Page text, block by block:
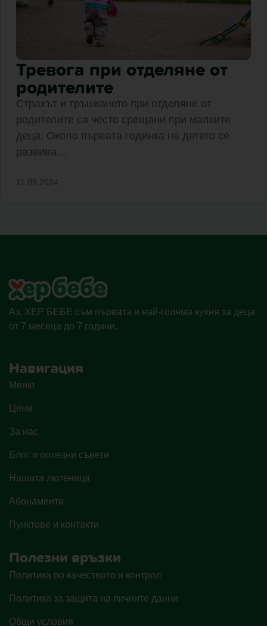
Тревога при отделяне от
родителите
Страхът и тръшкането при отделяне от
родителите са често срещани при малките
деца. Около първата годинка на детето се
развива…
11.09.2024
Аз, ХЕР БЕБЕ съм първата и най-голяма кухня за деца
от 7 месеца до 7 години.
Навигация
Меню
Цени
За нас
Блог и полезни съвети
Нашата лютеница
Абонаменти
Пунктове и контакти
Полезни връзки
Политика по качеството и контрол
Политика за защита на личните данни
Общи условия